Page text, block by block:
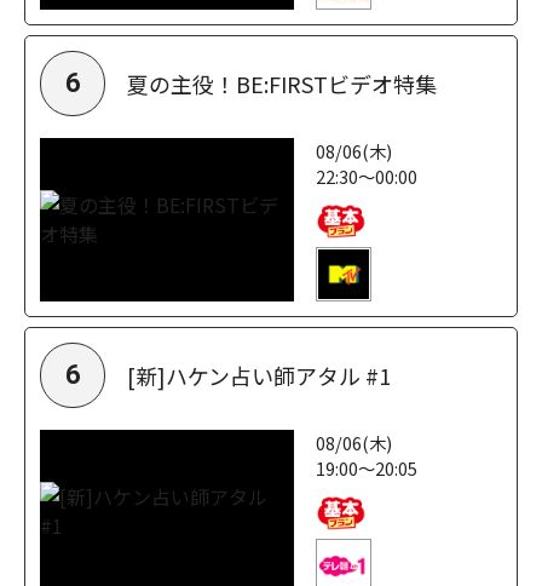
6 夏の主役！BE:FIRSTビデオ特集
08/06(木)
22:30～00:00
6 [新]ハケン占い師アタル #1
08/06(木)
19:00～20:05